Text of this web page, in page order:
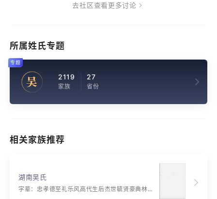
去社区查看更多讨论
所属姓氏专题
吴 2119
家族
27
省份
专题
相关家族推荐
湖南吴氏
字辈：忠孝德至礼乐风高代生后杰世毓贤豪典林学富科榜名标道宗文孔治宪唐尧观光上国佐政